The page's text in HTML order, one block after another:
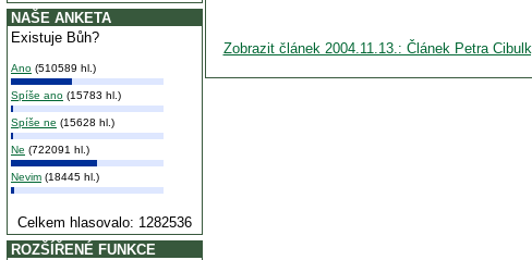
NAŠE ANKETA
Existuje Bůh?
Ano (510589 hl.)
Spíše ano (15783 hl.)
Spíše ne (15628 hl.)
Ne (722091 hl.)
Nevim (18445 hl.)
Celkem hlasovalo: 1282536
ROZŠÍŘENÉ FUNKCE
Zobrazit článek 2004.11.13.: Článek Petra